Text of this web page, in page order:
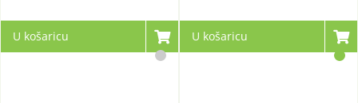
U košaricu U košaricu